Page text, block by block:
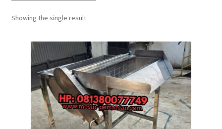
My account
Sample Page
Showing the single result